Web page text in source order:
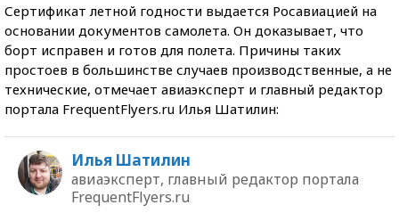
Сертификат летной годности выдается Росавиацией на
основании документов самолета. Он доказывает, что
борт исправен и готов для полета. Причины таких
простоев в большинстве случаев производственные, а не
технические, отмечает авиаэксперт и главный редактор
портала FrequentFlyers.ru Илья Шатилин:
Илья Шатилин
авиаэксперт, главный редактор портала
FrequentFlyers.ru